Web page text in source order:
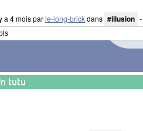
a 4 mois parle-long-brickdans #illusion -
tutu